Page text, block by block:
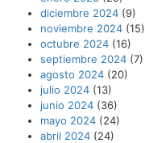
diciembre 2024 (9)
noviembre 2024 (15)
octubre 2024 (16)
septiembre 2024 (7)
agosto 2024 (20)
julio 2024 (13)
junio 2024 (36)
mayo 2024 (24)
abril 2024 (24)